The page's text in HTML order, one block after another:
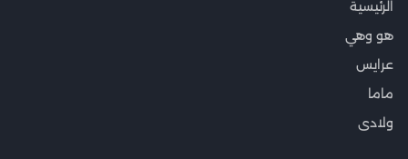
الرئيسية
هو وهي
عرايس
ماما
ولادى